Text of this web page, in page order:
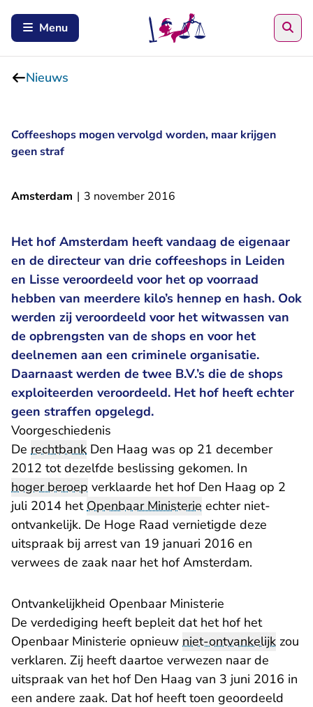
Menu
Nieuws
Coffeeshops mogen vervolgd worden, maar krijgen
geen straf
Amsterdam | 3 november 2016
Het hof Amsterdam heeft vandaag de eigenaar
en de directeur van drie coffeeshops in Leiden
en Lisse veroordeeld voor het op voorraad
hebben van meerdere kilo’s hennep en hash. Ook
werden zij veroordeeld voor het witwassen van
de opbrengsten van de shops en voor het
deelnemen aan een criminele organisatie.
Daarnaast werden de twee B.V.’s die de shops
exploiteerden veroordeeld. Het hof heeft echter
geen straffen opgelegd.
Voorgeschiedenis
De rechtbank Den Haag was op 21 december
2012 tot dezelfde beslissing gekomen. In
hoger beroep verklaarde het hof Den Haag op 2
juli 2014 hetOpenbaar Ministerie echter niet-
ontvankelijk. De Hoge Raad vernietigde deze
uitspraak bij arrest van 19 januari 2016 en
verwees de zaak naar het hof Amsterdam.
Ontvankelijkheid Openbaar Ministerie
De verdediging heeft bepleit dat het hof het
Openbaar Ministerie opnieuw niet-ontvankelijk zou
verklaren. Zij heeft daartoe verwezen naar de
uitspraak van het hof Den Haag van 3 juni 2016 in
een andere zaak. Dat hof heeft toen geoordeeld